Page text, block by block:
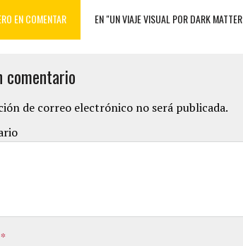
EN COMENTAR EN "UN VIAJE VISUAL POR DARK
comentario
de correo electrónico no será publicada.
*